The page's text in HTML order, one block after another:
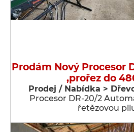
Prodám Nový Procesor
,prořez do
Prodej / Nabídka >
Procesor DR-20/2
řetězovou